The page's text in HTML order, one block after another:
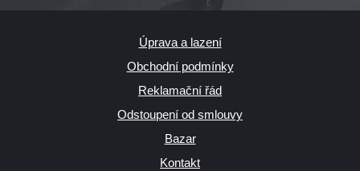
Úprava a lazení
Obchodní podmínky
Reklamační řád
Odstoupení od smlouvy
Bazar
Kontakt